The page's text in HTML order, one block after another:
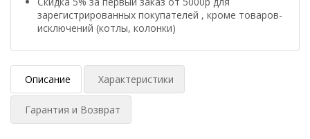
зарегистрированных покупателей , кроме товаров-
исключений (котлы, колонки)
Описание Характеристики
Гарантия и Возврат